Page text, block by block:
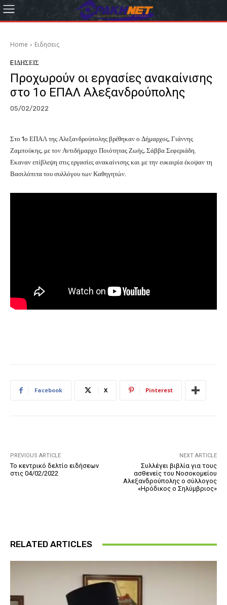
Home Eιδησεις
EΙΔΗΣΕΙΣ
Προχωρούν οι εργασίες ανακαίνισης
στο 1ο ΕΠΑΛ Αλεξανδρούπολης
05/02/2022
Στο 1ο ΕΠΑΛ της Αλεξανδρούπολης βρέθηκαν ο Δήμαρχος, Γιάννης
Ζαμπούκης, με τον Αντιδήμαρχο Ποιότητας Ζωής, Σάββα Σεφεριάδη.
Εκαναν επίβλεψη στις εργασίες ανακαίνισης και με την ευκαιρία έκοψαν τη
Βασιλόπιτα του συλλόγου των Καθηγητών.
Facebook X Pinterest
PREVIOUS ARTICLE
Το κεντρικό δελτίο ειδήσεων
στις 04/02/2022
NEXT ARTICLE
Συλλέγει βιβλία για τους
ασθενείς του Νοσοκομείου
Αλεξανδρούπολης ο σύλλογος
«Ηρόδικος ο Σηλύμβριος»
RELATED ARTICLES